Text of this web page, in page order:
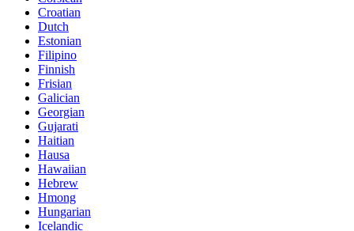
Croatian
Dutch
Estonian
Filipino
Finnish
Frisian
Galician
Georgian
Gujarati
Haitian
Hausa
Hawaiian
Hebrew
Hmong
Hungarian
Icelandic